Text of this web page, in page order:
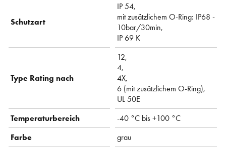
Schutzart
IP 54,
mit zusätzlichem O-Ring: IP68 -
10bar/30min,
IP 69 K
Type Rating nach
12,
4,
4X,
6 (mit zusätzlichem O-Ring),
UL 50E
Temperaturbereich
-40 °C bis +100 °C
Farbe
grau